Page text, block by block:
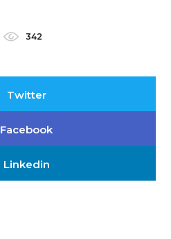
342
Twitter
Facebook
Linkedin